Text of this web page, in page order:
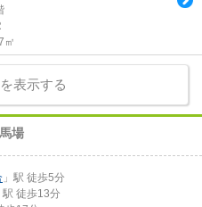
㎡
表示する
場
」駅 徒歩5分
駅 徒歩13分